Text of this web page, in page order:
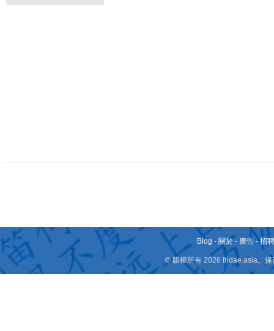
Blog - 關於 - 廣告 -招
© 版權所有 2026 fridae.asia。